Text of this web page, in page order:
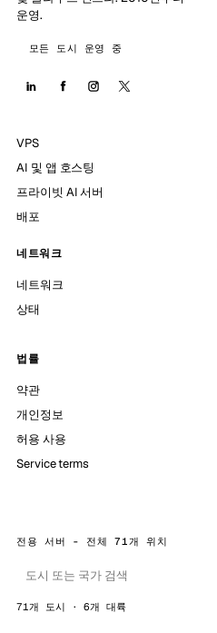
운영.
모든 도시 운영 중
VPS
AI 및 앱 호스팅
프라이빗 AI 서버
배포
네트워크
네트워크
상태
법률
약관
개인정보
허용 사용
Service terms
전용 서버 - 전체 71개 위치
71개 도시 · 6개 대륙